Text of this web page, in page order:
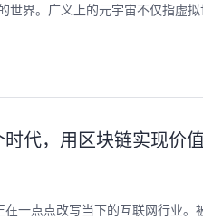
世界。广义上的元宇宙不仅指虚
代，用区块链实现价值
一点点改写当下的互联网行业。